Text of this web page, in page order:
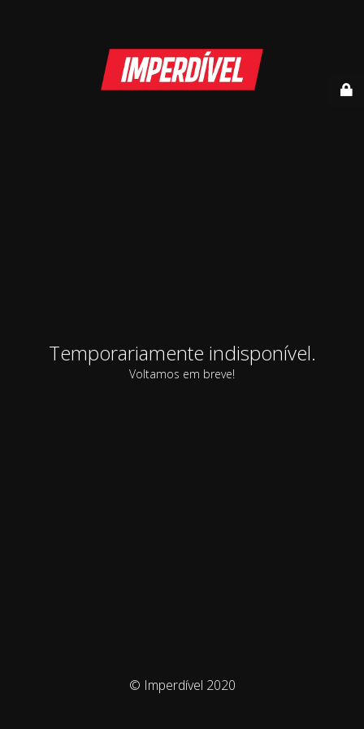
Temporariamente indisponível.
Voltamos em breve!
© Imperdível 2020